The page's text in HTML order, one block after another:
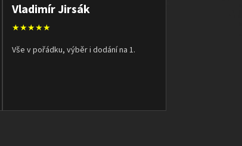
Vladimír Jirsák
★★★★★
Vše v pořádku, výběr i dodání na 1.